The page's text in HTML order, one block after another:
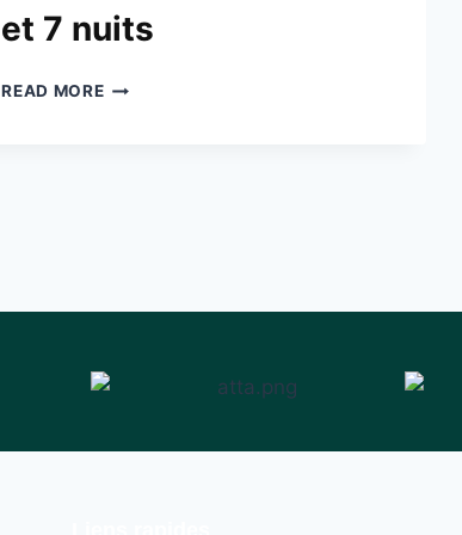
et 7 nuits
READ MORE